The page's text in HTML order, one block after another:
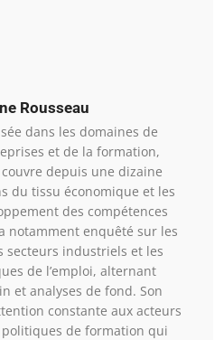
Rousseau
dans les domaines de
et de la formation,
depuis une dizaine
du tissu économique et les
des compétences
notamment enquêté sur les
secteurs industriels et les
de l’emploi, alternant
et analyses de fond. Son
constante aux acteurs
de formation qui